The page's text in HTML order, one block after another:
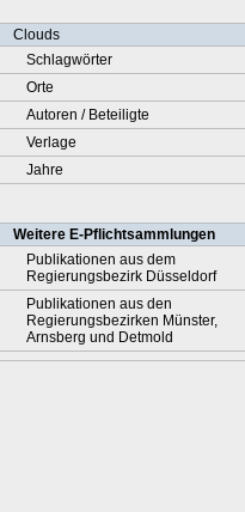
Clouds
Schlagwörter
Orte
Autoren / Beteiligte
Verlage
Jahre
Weitere E-Pflichtsammlungen
Publikationen aus dem
Regierungsbezirk Düsseldorf
Publikationen aus den
Regierungsbezirken Münster,
Arnsberg und Detmold